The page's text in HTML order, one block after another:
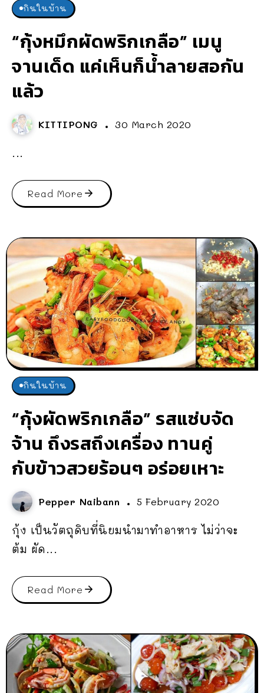
กินในบ้าน
“กุ้งหมึกผัดพริกเกลือ” เมนู
จานเด็ด แค่เห็นก็น้ำลายสอกัน
แล้ว
KITTIPONG 30 March 2020
...
Read More
กินในบ้าน
“กุ้งผัดพริกเกลือ” รสแซ่บจัด
จ้าน ถึงรสถึงเครื่อง ทานคู่
กับข้าวสวยร้อนๆ อร่อยเหาะ
Pepper Naibann 5 February 2020
กุ้ง เป็นวัตถุดิบที่นิยมนำมาทำอาหาร ไม่ว่าจะ
ต้ม ผัด...
Read More